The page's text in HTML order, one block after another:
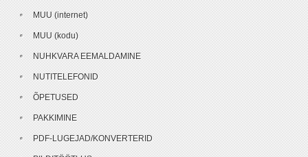
MUU (internet)
MUU (kodu)
NUHKVARA EEMALDAMINE
NUTITELEFONID
ÕPETUSED
PAKKIMINE
PDF-LUGEJAD/KONVERTERID